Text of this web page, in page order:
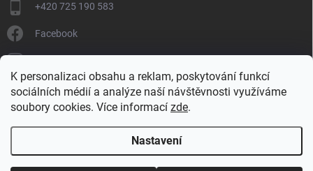
K personalizaci obsahu a reklam, poskytování funkcí
sociálních médií a analýze naší návštěvnosti využíváme
soubory cookies. Více informací zde.
Nastavení
+420 725 190 583
Facebook
+420 725 190 583
Copyright 2026DONATE. Všechna práva vyhrazena.Upravit nastavení